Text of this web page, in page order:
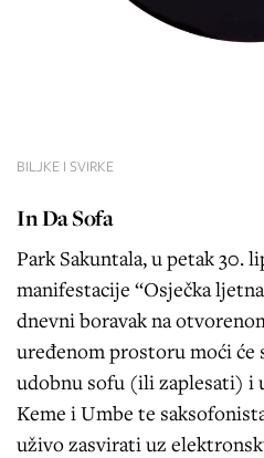
BILJKE I SVIRKE
In Da Sofa
Park Sakuntala, u petak 30.
manifestacije “Osječka
dnevni boravak na
uređenom prostoru moći će
udobnu sofu (ili zaplesati) i
Keme i Umbe te
uživo zasvirati uz